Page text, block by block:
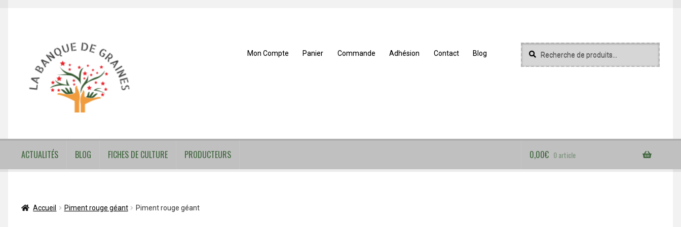
navigation
contenu
Mon Compte Panier Commande Adhésion Contact Blog
Recherche
pour :
Recherche
ACTUALITÉS BLOG FICHES DE CULTURE PRODUCTEURS 0,00€ 0 article
Accueil Piment rouge géant Piment rouge géant